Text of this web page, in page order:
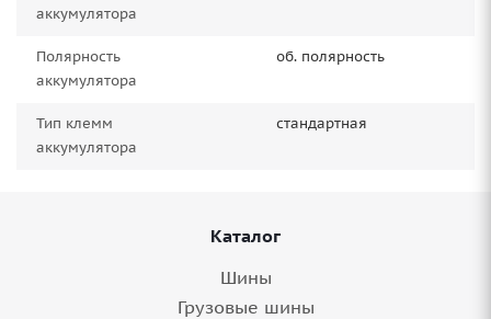
аккумулятора
Полярность
аккумулятора
об. полярность
Тип клемм
аккумулятора
стандартная
Каталог
Шины
Грузовые шины